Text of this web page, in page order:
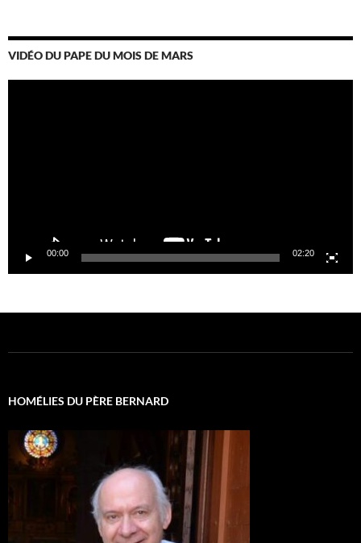
VIDÉO DU PAPE DU MOIS DE MARS
00:00 02:20
HOMÉLIES DU PÈRE BERNARD